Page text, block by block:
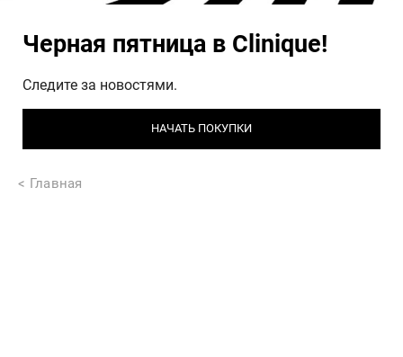
Черная пятница в Clinique!
Следите за новостями.
НАЧАТЬ ПОКУПКИ
Главная